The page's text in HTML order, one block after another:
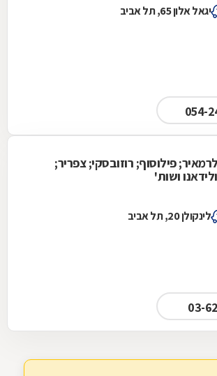
יגאל אלון 65, תל אביב
פילוסוף; רוזובסקי; צפריר;
ושות'
לינקולן 20, תל אביב